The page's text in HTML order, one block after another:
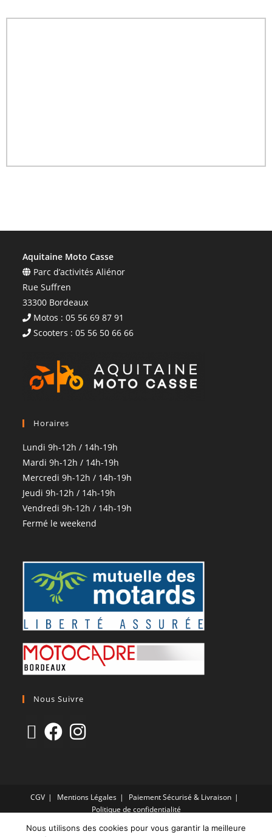
Aquitaine Moto Casse
Parc d’activités Aliénor
Rue Suffren
33300 Bordeaux
Motos : 05 56 69 87 91
Scooters : 05 56 50 66 66
Horaires
Lundi 9h-12h / 14h-19h
Mardi 9h-12h / 14h-19h
Mercredi 9h-12h / 14h-19h
Jeudi 9h-12h / 14h-19h
Vendredi 9h-12h / 14h-19h
Fermé le weekend
Nous Suivre
CGV Mentions Légales
Paiement Sécurisé & Livraison
Politique de confidentialité
Copyright 2021 © Site propulsé par LF HOLDING
Nous utilisons des cookies pour vous garantir la meilleure